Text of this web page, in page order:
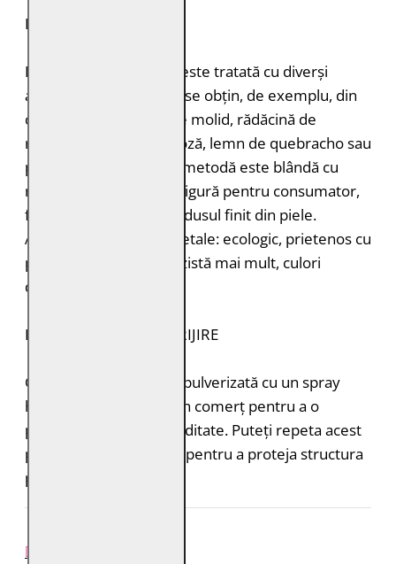
DURABILITATE
Pielea tăbăcită vegetal este tratată cu diverși
agenți de tăbăcire care se obțin, de exemplu, din
coajă de stejar, coajă de molid, rădăcină de
rubarbă, coajă de mimoză, lemn de quebracho sau
păstăi de tara. Această metodă este blândă cu
mediul înconjurător și sigură pentru consumator,
fără a lăsa toxine în produsul finit din piele.
Avantajele tăbăcirii vegetale: ecologic, prietenos cu
pielea, miros plăcut, rezistă mai mult, culori
deosebite.
INSTRUCȚIUNI DE ÎNGRIJIRE
Geaca de piele trebuie pulverizată cu un spray
hidroizolant disponibil în comerț pentru a o
proteja de ploaie și umiditate. Puteți repeta acest
proces de 1-2 ori pe an pentru a proteja structura
pielii.